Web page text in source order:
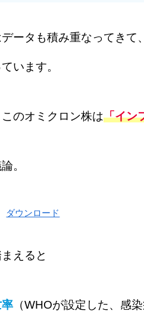
ータも積み重なってきて
います。
のオミクロン株は「イン
。
ダウンロード
えると
（WHOが設定した、感